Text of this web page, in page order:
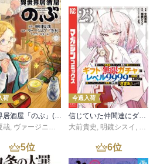
き様をしることができて興味深かっ
荷
異世界居酒屋「のぶ」(22)
哉, ヴァージニア二等兵 ,転
今週入荷
信じていた仲間達にダンジョン奥地で殺されかけたがギフト『無限ガチャ』でレベル９９９９の仲間達を手に入れて元パーティーメンバーと世界に復讐＆『ざまぁ！』します！（２３）
大前貴史 , 明鏡シスイ , ｔ
5位 6位